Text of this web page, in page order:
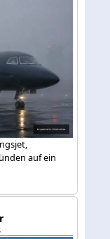
auf ein